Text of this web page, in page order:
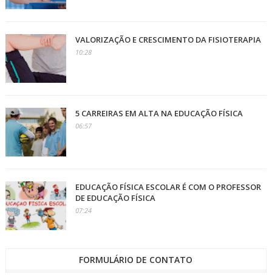
VALORIZAÇÃO E CRESCIMENTO DA FISIOTERAPIA
10:28
5 CARREIRAS EM ALTA NA EDUCAÇÃO FÍSICA
06:57
EDUCAÇÃO FÍSICA ESCOLAR É COM O PROFESSOR
DE EDUCAÇÃO FÍSICA
07:24
FORMULÁRIO DE CONTATO